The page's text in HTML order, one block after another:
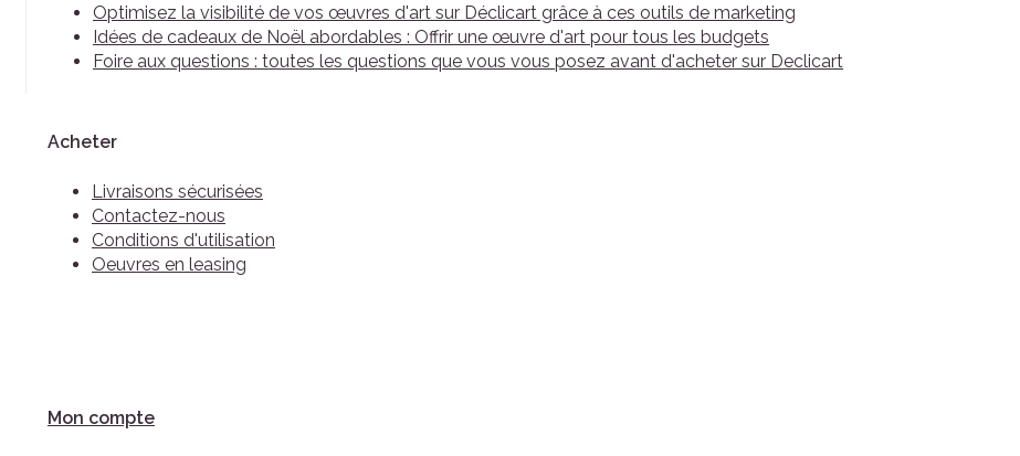
Optimisez la visibilité de vos œuvres d'art sur Déclicart grâce à ces outils de marketing
Idées de cadeaux de Noël abordables : Offrir une œuvre d'art pour tous les budgets
Foire aux questions : toutes les questions que vous vous posez avant d'acheter sur Declicart
Acheter
Livraisons sécurisées
Contactez-nous
Conditions d'utilisation
Oeuvres en leasing
Mon compte